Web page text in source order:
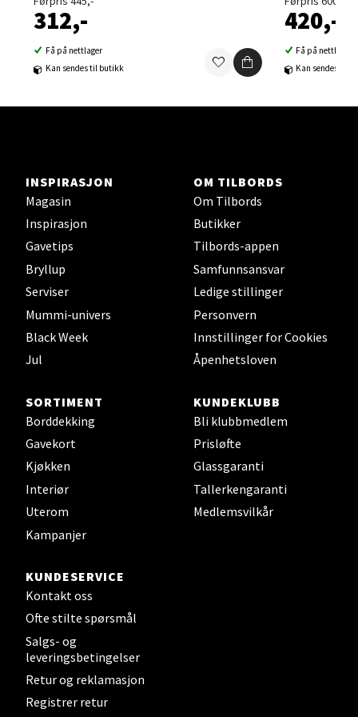
312,-
Få på nettlager
Kan sendes til butikk
420,-
Få på nettlager
Kan sendes til
INSPIRASJON
Magasin
Inspirasjon
Gavetips
Bryllup
Serviser
Mummi-univers
Black Week
Jul
OM TILBORDS
Om Tilbords
Butikker
Tilbords-appen
Samfunnsansvar
Ledige stillinger
Personvern
Innstillinger for Cookies
Åpenhetsloven
SORTIMENT
Borddekking
Gavekort
Kjøkken
Interiør
Uterom
Kampanjer
KUNDEKLUBB
Bli klubbmedlem
Prisløfte
Glassgaranti
Tallerkengaranti
Medlemsvilkår
KUNDESERVICE
Kontakt oss
Ofte stilte spørsmål
Salgs- og
leveringsbetingelser
Retur og reklamasjon
Registrer retur
0 i butikk
Steinkjer - Thon Senter Steinkjer
Sjøfartsgata 2, 7714 Steinkjer
0 i butikk
Leirvik - Stord
Åpent i dag 10-17